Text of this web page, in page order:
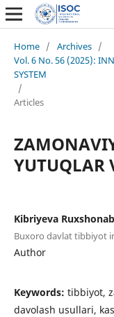
Home / Archives /
Vol. 6 No. 56 (2025):
SYSTEM
/
Articles
YUTUQLAR
Kibriyeva
Buxoro davlat tibbiyot
Author
Keywords: tibbiyot,
davolash usullari,